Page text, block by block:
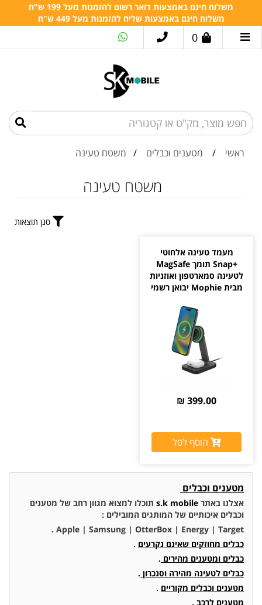
משלוח חינם באמצעות דואר רשום להזמנות מעל 199 ש"ח
משלוח חינם באמצעות שליח להזמנות מעל 449 ש"ח
0
ראשי / מטענים וכבלים / משטח טעינה
משטח טעינה
סנן תוצאות
מעמד טעינה אלחוטי
+Snap תומך MagSafe
לטעינה סמארטפון ואוזניות
מבית Mophie יבואן רשמי
399.00 ₪
הוסף לסל
מטענים וכבלים
אצלנו באתר s.k mobile תוכלו למצוא מגוון רחב של מטענים
וכבלים איכותיים של המותגים המובילים :
Apple | Samsung | OtterBox | Energy | Target .
כבלים מחוזקים שאינם נקרעים .
כבלים ומטענים מהירים .
כבלים לטעינה מהירה וסנכרון .
מטענים וכבלים מקוריים .
מטענים לרכב .